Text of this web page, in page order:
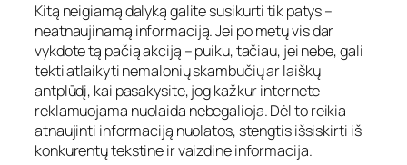
Kitą neigiamą dalyką galite susikurti tik patys –
neatnaujinamą informaciją. Jei po metų vis dar
vykdote tą pačią akciją – puiku, tačiau, jei nebe, gali
tekti atlaikyti nemalonių skambučių ar laiškų
antplūdį, kai pasakysite, jog kažkur internete
reklamuojama nuolaida nebegalioja. Dėl to reikia
atnaujinti informaciją nuolatos, stengtis išsiskirti iš
konkurentų tekstine ir vaizdine informacija.